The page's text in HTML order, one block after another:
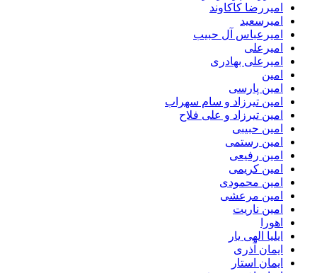
امیررضا کاکاوند
امیرسعید
امیرعباس آل حبیب
امیرعلی
امیرعلی بهادری
امین
امین پارسی
امین تیرزاد و سام سهراب
امین تیرزاد و علی فلاح
امین حبیبی
امین رستمی
امین رفیعی
امین کریمی
امین محمودی
امین مرعشی
امین ناریت
اهورا
ایلیا الهی یار
ایمان آذری
ایمان استار